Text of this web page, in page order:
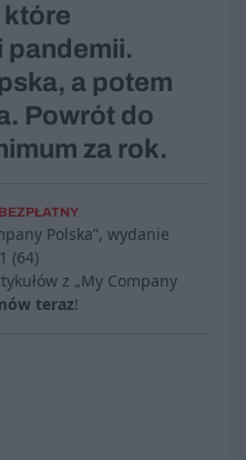
które
pandemii.
a potem
Powrót do
za rok.
Polska”, wydanie
(64)
z „My Company
teraz!